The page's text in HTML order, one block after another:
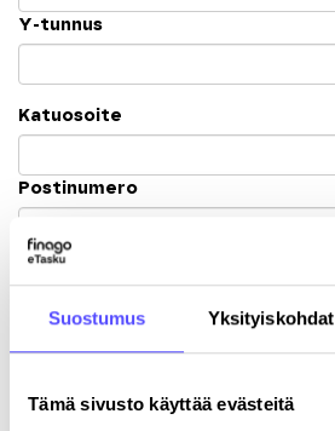
Suostumus Yksityiskohdat
Tämä sivusto käyttää evästeitä
Y-tunnus
Katuosoite
Postinumero
Kaupunki